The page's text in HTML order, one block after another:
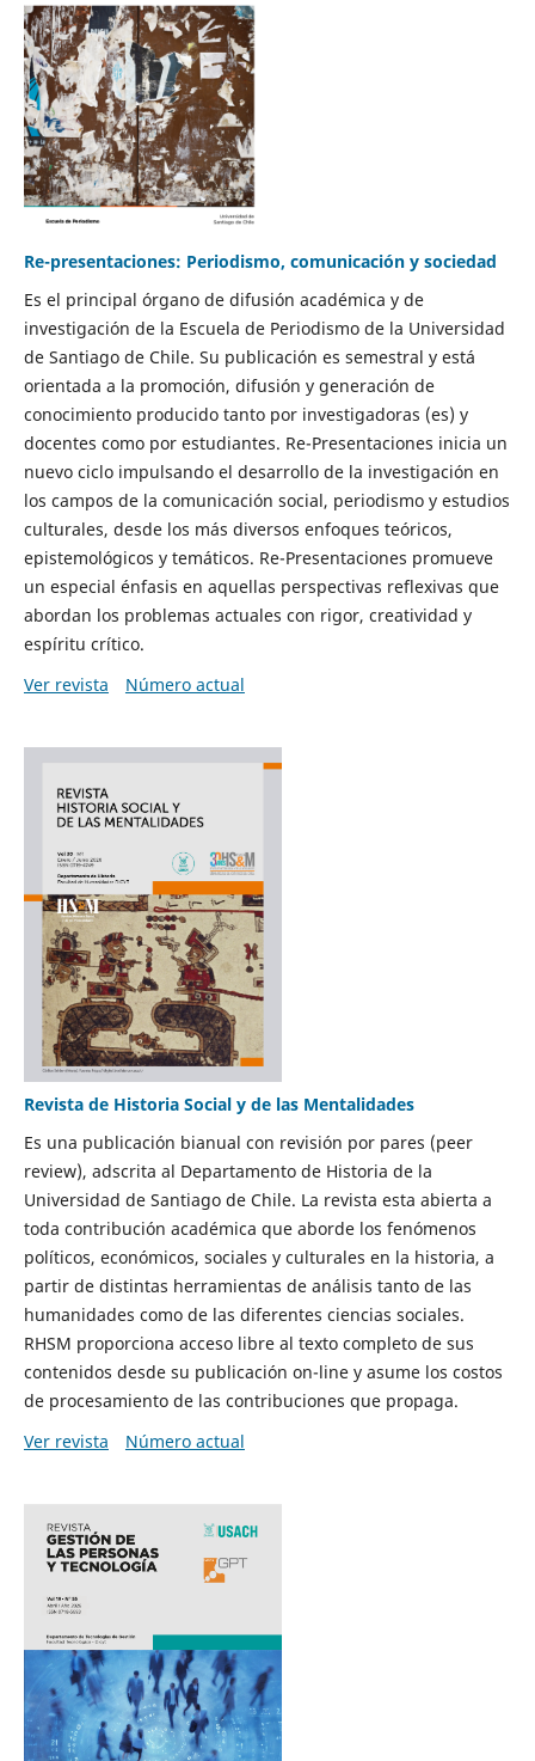
Re-presentaciones: Periodismo, comunicación y sociedad
Es el principal órgano de difusión académica y de
investigación de la Escuela de Periodismo de la Universidad
de Santiago de Chile. Su publicación es semestral y está
orientada a la promoción, difusión y generación de
conocimiento producido tanto por investigadoras (es) y
docentes como por estudiantes. Re-Presentaciones inicia un
nuevo ciclo impulsando el desarrollo de la investigación en
los campos de la comunicación social, periodismo y estudios
culturales, desde los más diversos enfoques teóricos,
epistemológicos y temáticos. Re-Presentaciones promueve
un especial énfasis en aquellas perspectivas reflexivas que
abordan los problemas actuales con rigor, creatividad y
espíritu crítico.
Ver revista
Número actual
Revista de Historia Social y de las Mentalidades
Es una publicación bianual con revisión por pares (peer
review), adscrita al Departamento de Historia de la
Universidad de Santiago de Chile. La revista esta abierta a
toda contribución académica que aborde los fenómenos
políticos, económicos, sociales y culturales en la historia, a
partir de distintas herramientas de análisis tanto de las
humanidades como de las diferentes ciencias sociales.
RHSM proporciona acceso libre al texto completo de sus
contenidos desde su publicación on-line y asume los costos
de procesamiento de las contribuciones que propaga.
Ver revista
Número actual